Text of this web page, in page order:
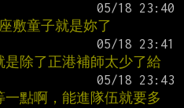
敷童子就是妳了
除了正港補師太少了給
點啊，能進隊伍就要多